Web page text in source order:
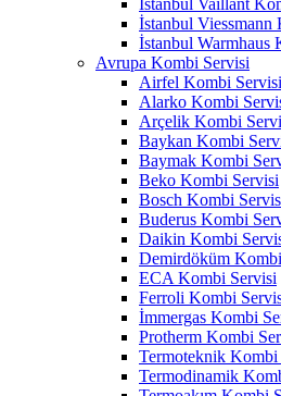
İstanbul Viessmann
İstanbul Warmhaus
Avrupa Kombi Servisi
Airfel Kombi Servisi
Alarko Kombi
Arçelik Kombi
Baykan Kombi
Baymak Kombi
Beko Kombi Servisi
Bosch Kombi
Buderus Kombi
Daikin Kombi
Demirdöküm
ECA Kombi Servisi
Ferroli Kombi
İmmergas Kombi
Protherm Kombi
Termoteknik Kombi
Termodinamik